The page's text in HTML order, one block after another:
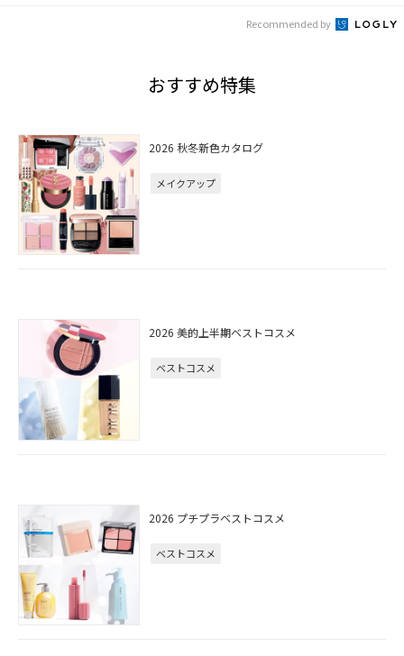
Recommended by
おすすめ特集
2026 秋冬新色カタログ
メイクアップ
2026 美的上半期ベストコスメ
ベストコスメ
2026 プチプラベストコスメ
ベストコスメ